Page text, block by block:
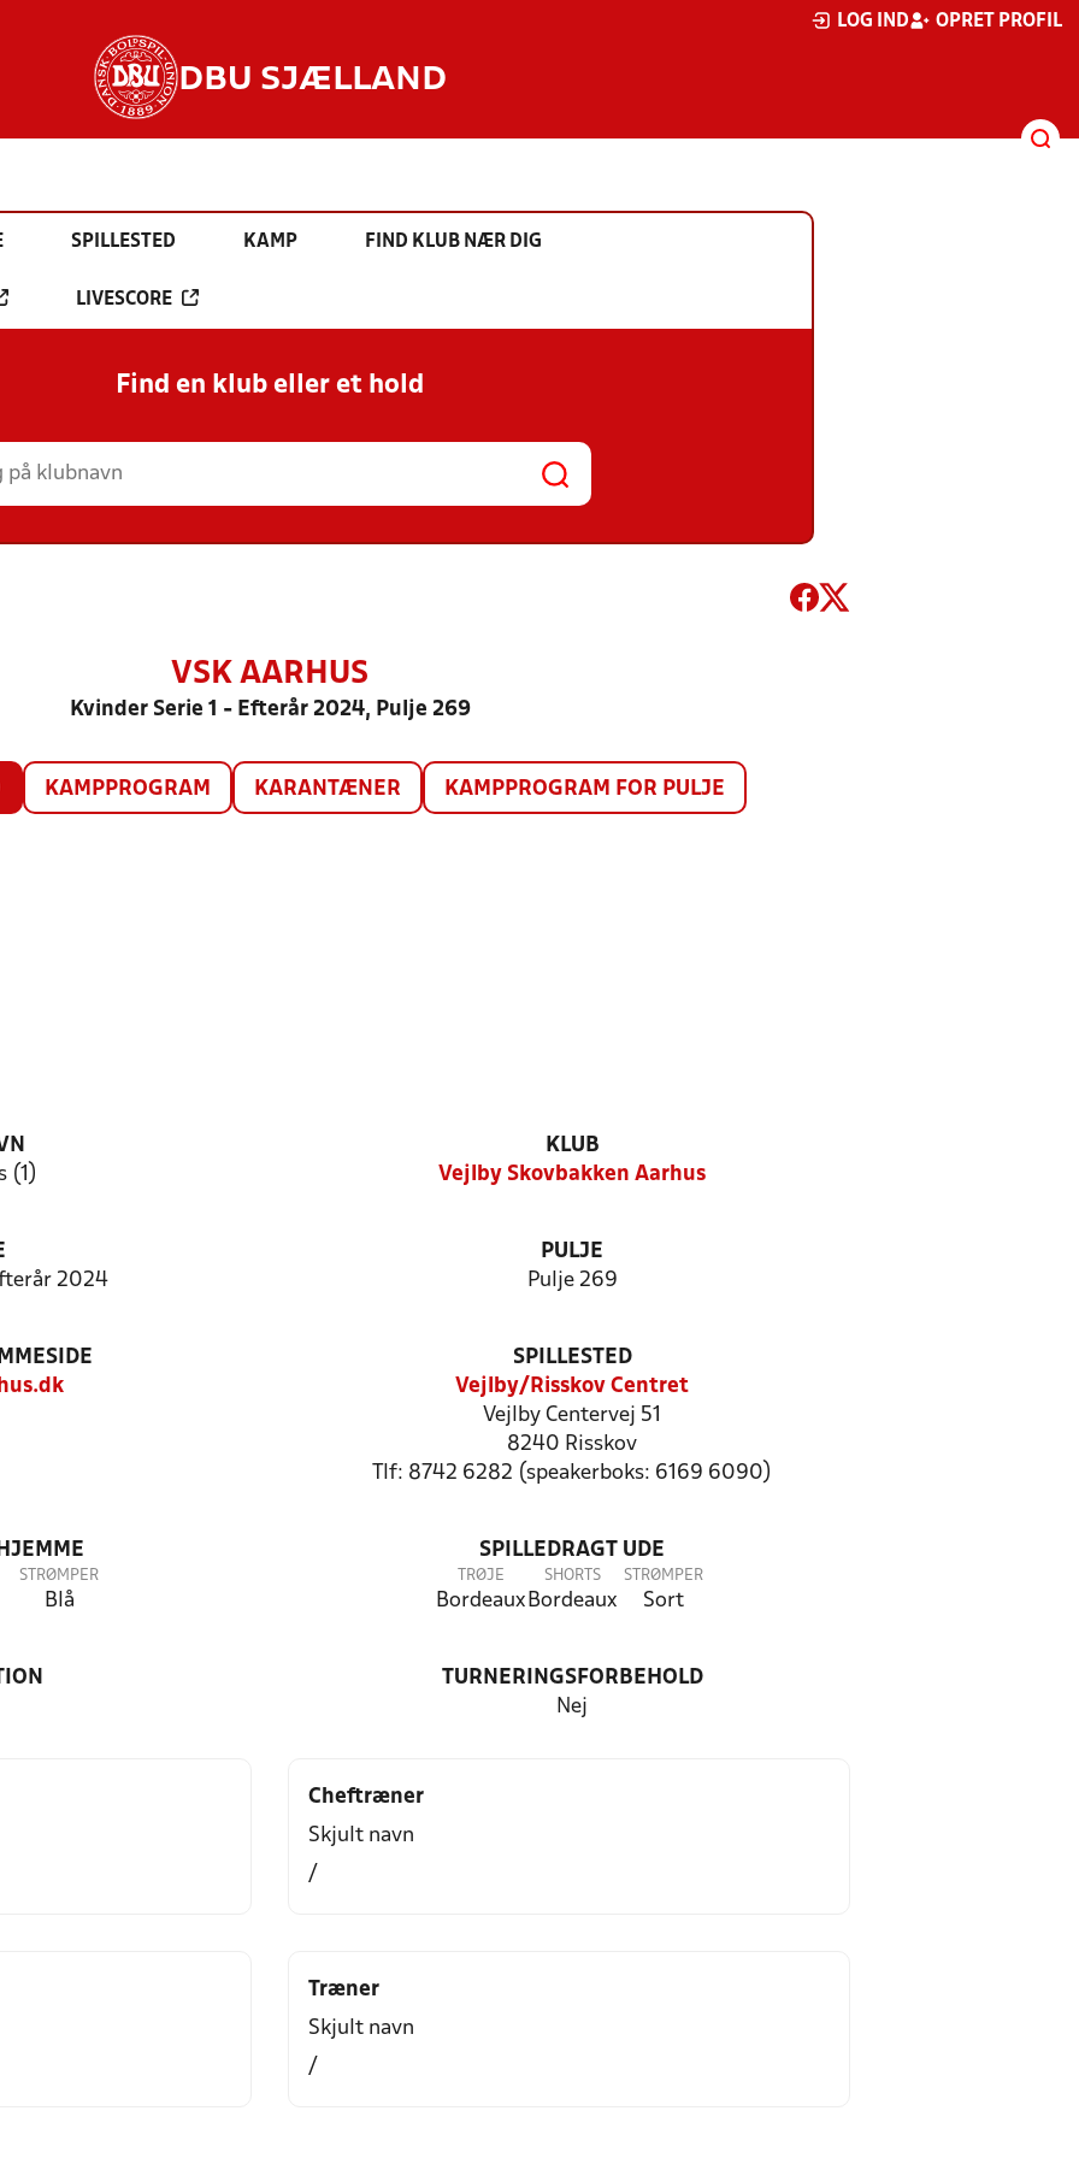
LOG IND OPRET PROFIL
DBU SJÆLLAND
SPILLESTED KAMP FIND KLUB NÆR DIG
LIVESCORE
Find en klub eller et hold
VSK AARHUS
Kvinder Serie 1 - Efterår 2024, Pulje 269
KAMPPROGRAM KARANTÆNER KAMPPROGRAM FOR PULJE
(1)
KLUB
Vejlby Skovbakken Aarhus
2024
PULJE
Pulje 269
SPILLESTED
Vejlby/Risskov Centret
Vejlby Centervej 51
8240 Risskov
Tlf: 8742 6282 (speakerboks: 6169 6090)
STRØMPER
Blå
SPILLEDRAGT UDE
TRØJE
Bordeaux
SHORTS
Bordeaux
STRØMPER
Sort
TURNERINGSFORBEHOLD
Nej
Cheftræner
Skjult navn
/
Træner
Skjult navn
/